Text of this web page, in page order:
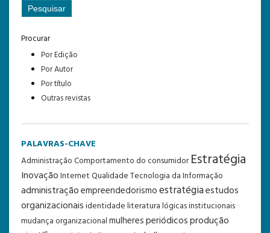
Procurar
Por Edição
Por Autor
Por título
Outras revistas
PALAVRAS-CHAVE
AdministraçãoComportamento do consumidor Estratégia
InovaçãoInternetQualidadeTecnologia da Informação
administraçãoempreendedorismoestratégiaestudos
organizacionaisidentidadeliteraturalógicas institucionais
mudança organizacionalmulheresperiódicosprodução